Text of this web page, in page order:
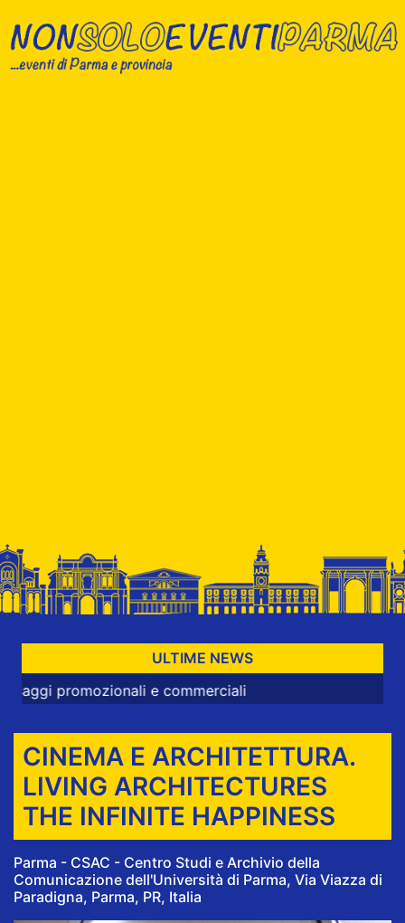
ULTIME NEWS
e commerciali
CINEMA E ARCHITETTURA.
LIVING ARCHITECTURES
THE INFINITE HAPPINESS
Parma - CSAC - Centro Studi e Archivio della
Comunicazione dell'Università di Parma, Via Viazza di
Paradigna, Parma, PR, Italia